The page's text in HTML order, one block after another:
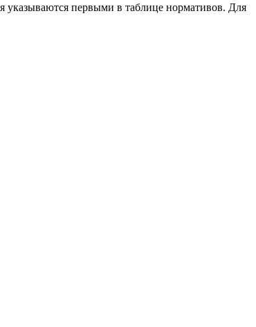
указываются первыми в таблице нормативов. Для